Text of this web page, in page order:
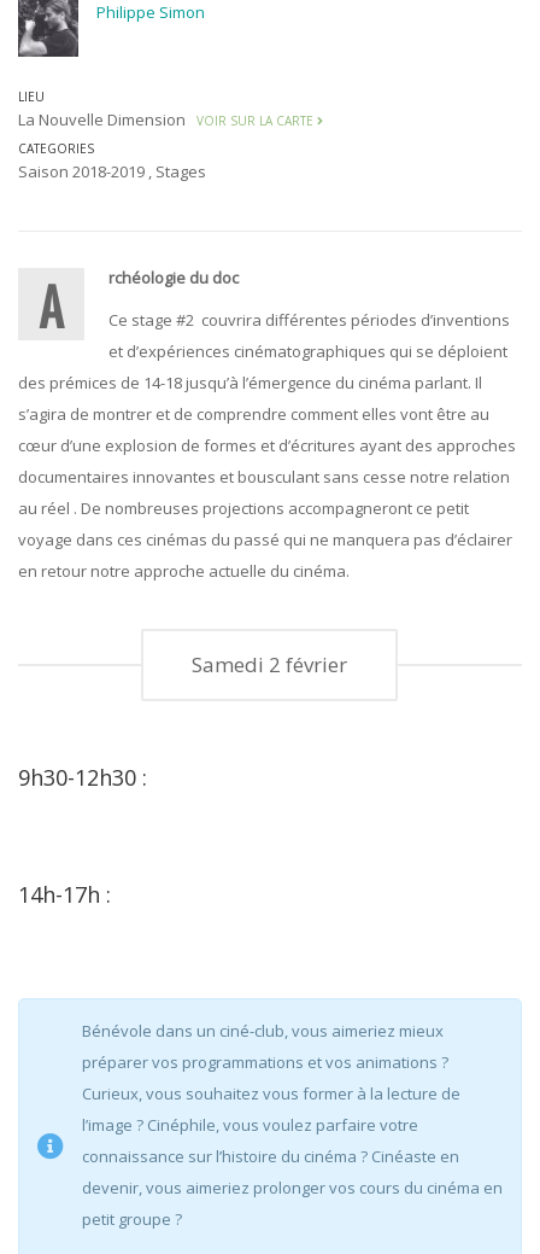
Philippe Simon
LIEU
La Nouvelle Dimension
VOIR SUR LA CARTE
CATEGORIES
Saison 2018-2019 , Stages
Archéologie du doc
Ce stage #2 couvrira différentes périodes d’inventions
et d’expériences cinématographiques qui se déploient
des prémices de 14-18 jusqu’à l’émergence du cinéma parlant. Il
s’agira de montrer et de comprendre comment elles vont être au
cœur d’une explosion de formes et d’écritures ayant des approches
documentaires innovantes et bousculant sans cesse notre relation
au réel . De nombreuses projections accompagneront ce petit
voyage dans ces cinémas du passé qui ne manquera pas d’éclairer
en retour notre approche actuelle du cinéma.
Samedi 2 février
9h30-12h30 :
14h-17h :
Bénévole dans un ciné-club, vous aimeriez mieux
préparer vos programmations et vos animations ?
Curieux, vous souhaitez vous former à la lecture de
l’image ? Cinéphile, vous voulez parfaire votre
connaissance sur l’histoire du cinéma ? Cinéaste en
devenir, vous aimeriez prolonger vos cours du cinéma en
petit groupe ?